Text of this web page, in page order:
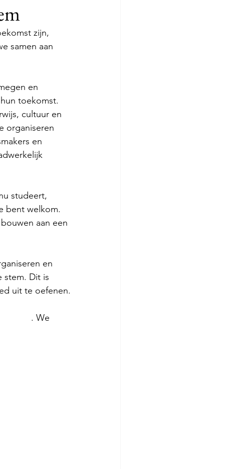
zijn,
samen aan
en
toekomst.
cultuur en
organiseren
en
studeert,
bent welkom.
aan een
en
stem. Dit is
uit te oefenen.
. We